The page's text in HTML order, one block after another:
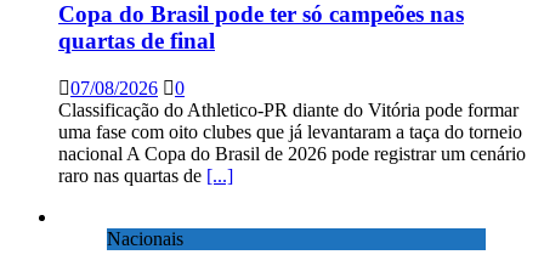
Copa do Brasil pode ter só campeões nas
quartas de final
07/08/2026
0
Classificação do Athletico-PR diante do Vitória pode formar
uma fase com oito clubes que já levantaram a taça do torneio
nacional A Copa do Brasil de 2026 pode registrar um cenário
raro nas quartas de [...]
Nacionais